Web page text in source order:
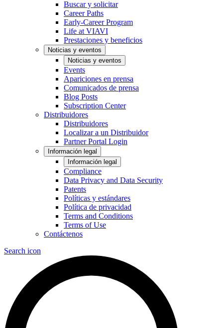
Buscar y solicitar
Career Paths
Early-Career Program
Life at VIAVI
Prestaciones y beneficios
Noticias y eventos
Noticias y eventos
Events
Apariciones en prensa
Comunicados de prensa
Blog Posts
Subscription Center
Distribuidores
Distribuidores
Localizar a un Distribuidor
Partner Portal Login
Información legal
Información legal
Compliance
Data Privacy and Data Security
Patents
Políticas y estándares
Política de privacidad
Terms and Conditions
Terms of Use
Contáctenos
Search icon